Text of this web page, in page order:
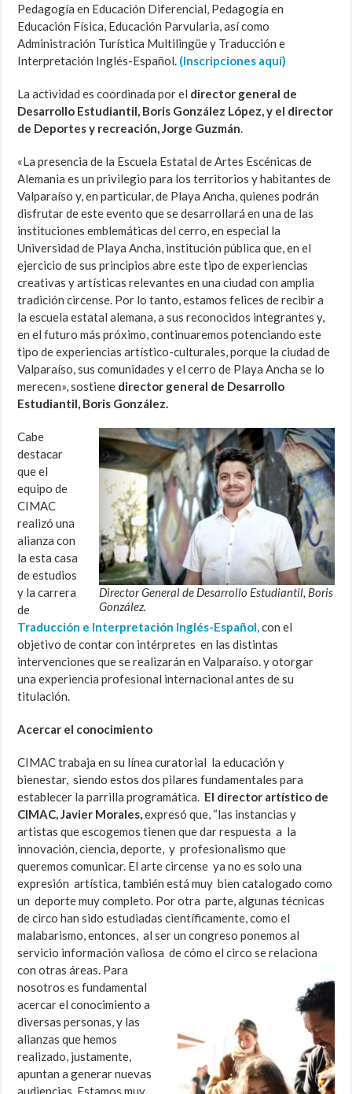
Pedagogía en Educación Diferencial, Pedagogía en
Educación Física, Educación Parvularia, así como
Administración Turística Multilingüe y Traducción e
Interpretación Inglés-Español. (Inscripciones aquí)
La actividad es coordinada por el director general de
Desarrollo Estudiantil, Boris González López, y el director
de Deportes y recreación, Jorge Guzmán.
«La presencia de la Escuela Estatal de Artes Escénicas de
Alemania es un privilegio para los territorios y habitantes de
Valparaíso y, en particular, de Playa Ancha, quienes podrán
disfrutar de este evento que se desarrollará en una de las
instituciones emblemáticas del cerro, en especial la
Universidad de Playa Ancha, institución pública que, en el
ejercicio de sus principios abre este tipo de experiencias
creativas y artísticas relevantes en una ciudad con amplia
tradición circense. Por lo tanto, estamos felices de recibir a
la escuela estatal alemana, a sus reconocidos integrantes y,
en el futuro más próximo, continuaremos potenciando este
tipo de experiencias artístico-culturales, porque la ciudad de
Valparaíso, sus comunidades y el cerro de Playa Ancha se lo
merecen», sostiene director general de Desarrollo
Estudiantil, Boris González.
Director General de Desarrollo Estudiantil, Boris
González.
Cabe
destacar
que el
equipo de
CIMAC
realizó una
alianza con
la esta casa
de estudios
y la carrera
de
Traducción e Interpretación Inglés-Español,con el
objetivo de contar con intérpretes en las distintas
intervenciones que se realizarán en Valparaíso. y otorgar
una experiencia profesional internacional antes de su
titulación.
Acercar el conocimiento
CIMAC trabaja en su línea curatorial la educación y
bienestar, siendo estos dos pilares fundamentales para
establecer la parrilla programática. El director artístico de
CIMAC, Javier Morales,expresó que, “las instancias y
artistas que escogemos tienen que dar respuesta a la
innovación, ciencia, deporte, y profesionalismo que
queremos comunicar. El arte circense ya no es solo una
expresión artística, también está muy bien catalogado como
un deporte muy completo. Por otra parte, algunas técnicas
de circo han sido estudiadas científicamente, como el
malabarismo, entonces, al ser un congreso ponemos al
servicio información valiosa decómo el circo se relaciona
con otras áreas. Para
nosotros es fundamental
acercar el conocimiento a
diversas personas, y las
alianzas que hemos
realizado, justamente,
apuntan a generar nuevas